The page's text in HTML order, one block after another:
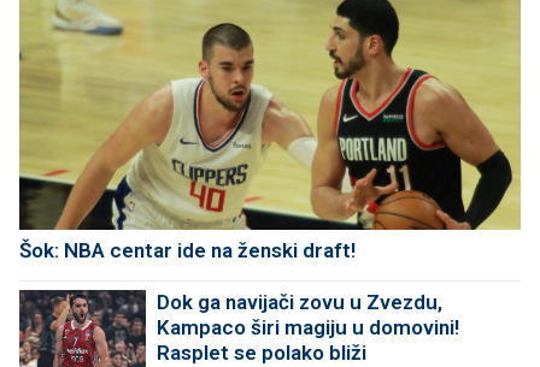
Šok: NBA centar ide na ženski draft!
Dok ga navijači zovu u Zvezdu,
Kampaco širi magiju u domovini!
Rasplet se polako bliži